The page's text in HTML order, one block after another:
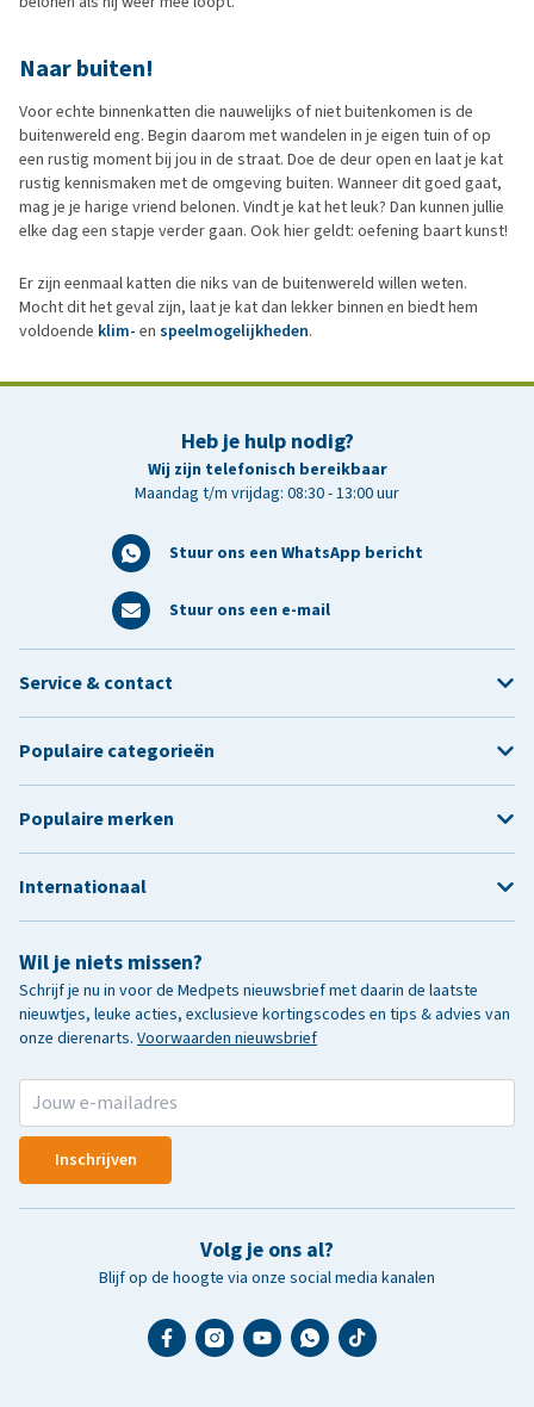
Naar buiten!
Voor echte binnenkatten die nauwelijks of niet buitenkomen is de
buitenwereld eng. Begin daarom met wandelen in je eigen tuin of op
een rustig moment bij jou in de straat. Doe de deur open en laat je kat
rustig kennismaken met de omgeving buiten. Wanneer dit goed gaat,
mag je je harige vriend belonen. Vindt je kat het leuk? Dan kunnen jullie
elke dag een stapje verder gaan. Ook hier geldt: oefening baart kunst!
Er zijn eenmaal katten die niks van de buitenwereld willen weten.
Mocht dit het geval zijn, laat je kat dan lekker binnen en biedt hem
voldoende klim- en speelmogelijkheden.
Heb je hulp nodig?
Wij zijn telefonisch bereikbaar
Maandag t/m vrijdag: 08:30 - 13:00 uur
Stuur ons een WhatsApp bericht
Stuur ons een e-mail
Wil je niets missen?
Schrijf je nu in voor de Medpets nieuwsbrief met daarin de laatste
nieuwtjes, leuke acties, exclusieve kortingscodes en tips & advies van
onze dierenarts. Voorwaarden nieuwsbrief
Inschrijven
Volg je ons al?
Blijf op de hoogte via onze social media kanalen
Service & contact
Populaire categorieën
Populaire merken
Internationaal